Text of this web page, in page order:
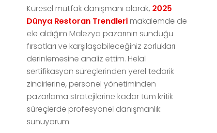
Küresel mutfak danışmanı olarak, 2025
Dünya Restoran Trendlerimakalemde de
ele aldığım Malezya pazarının sunduğu
fırsatları ve karşılaşabileceğiniz zorlukları
derinlemesine analiz ettim. Helal
sertifikasyon süreçlerinden yerel tedarik
zincirlerine, personel yönetiminden
pazarlama stratejilerine kadar tüm kritik
süreçlerde profesyonel danışmanlık
sunuyorum.